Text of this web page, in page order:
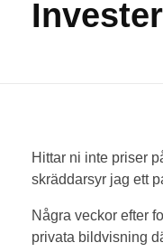
Hittar ni inte priser
skräddarsyr jag ett
Några veckor efter
privata bildvisning